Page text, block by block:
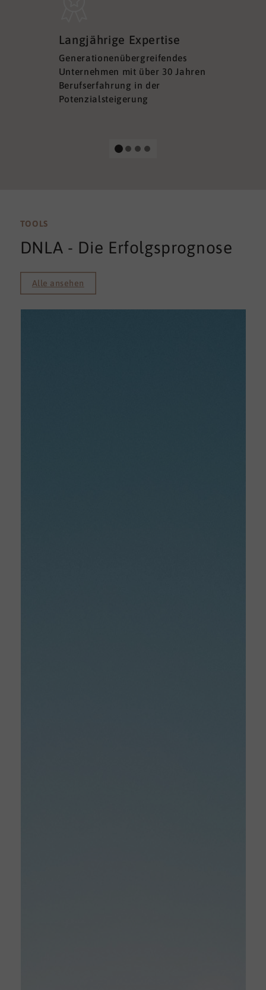
Langjährige Expertise
Generationenübergreifendes
Unternehmen mit über 30 Jahren
Berufserfahrung in der
Potenzialsteigerung
TOOLS
DNLA - Die Erfolgsprognose
Alle ansehen